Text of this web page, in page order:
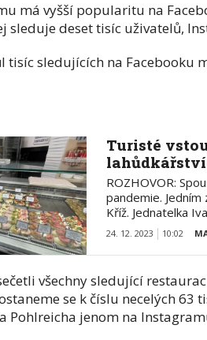
má vyšší popularitu na
sleduje deset tisíc uživatelů,
tisíc sledujících na Facebooku
Turisté
ROZHOVOR:
pandemie.
Kříž. Jednatelka
24. 12. 2023 10:02
všechny sledující
se k číslu necelých 63
Pohlreicha jenom na